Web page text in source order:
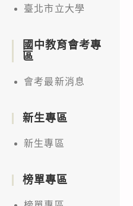
臺北市立大學
國中教育會考專
區
會考最新消息
新生專區
新生專區
榜單專區